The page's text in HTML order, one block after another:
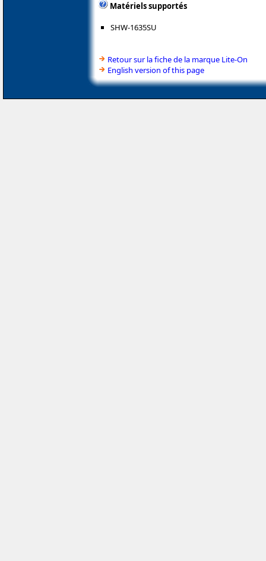
Matériels supportés
SHW-1635SU
Retour sur la fiche de la marque Lite-On
English version of this page